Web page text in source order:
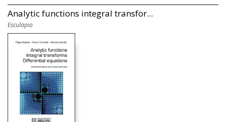
Analytic functions integral transfor...
Esculapio